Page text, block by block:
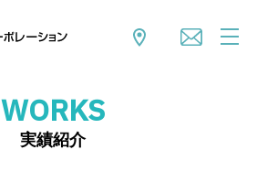
WORKS
実績紹介